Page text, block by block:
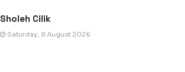
Sholeh Cilik
Saturday, 8 August 2026